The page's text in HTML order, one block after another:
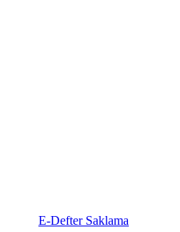
E-Defter Saklama